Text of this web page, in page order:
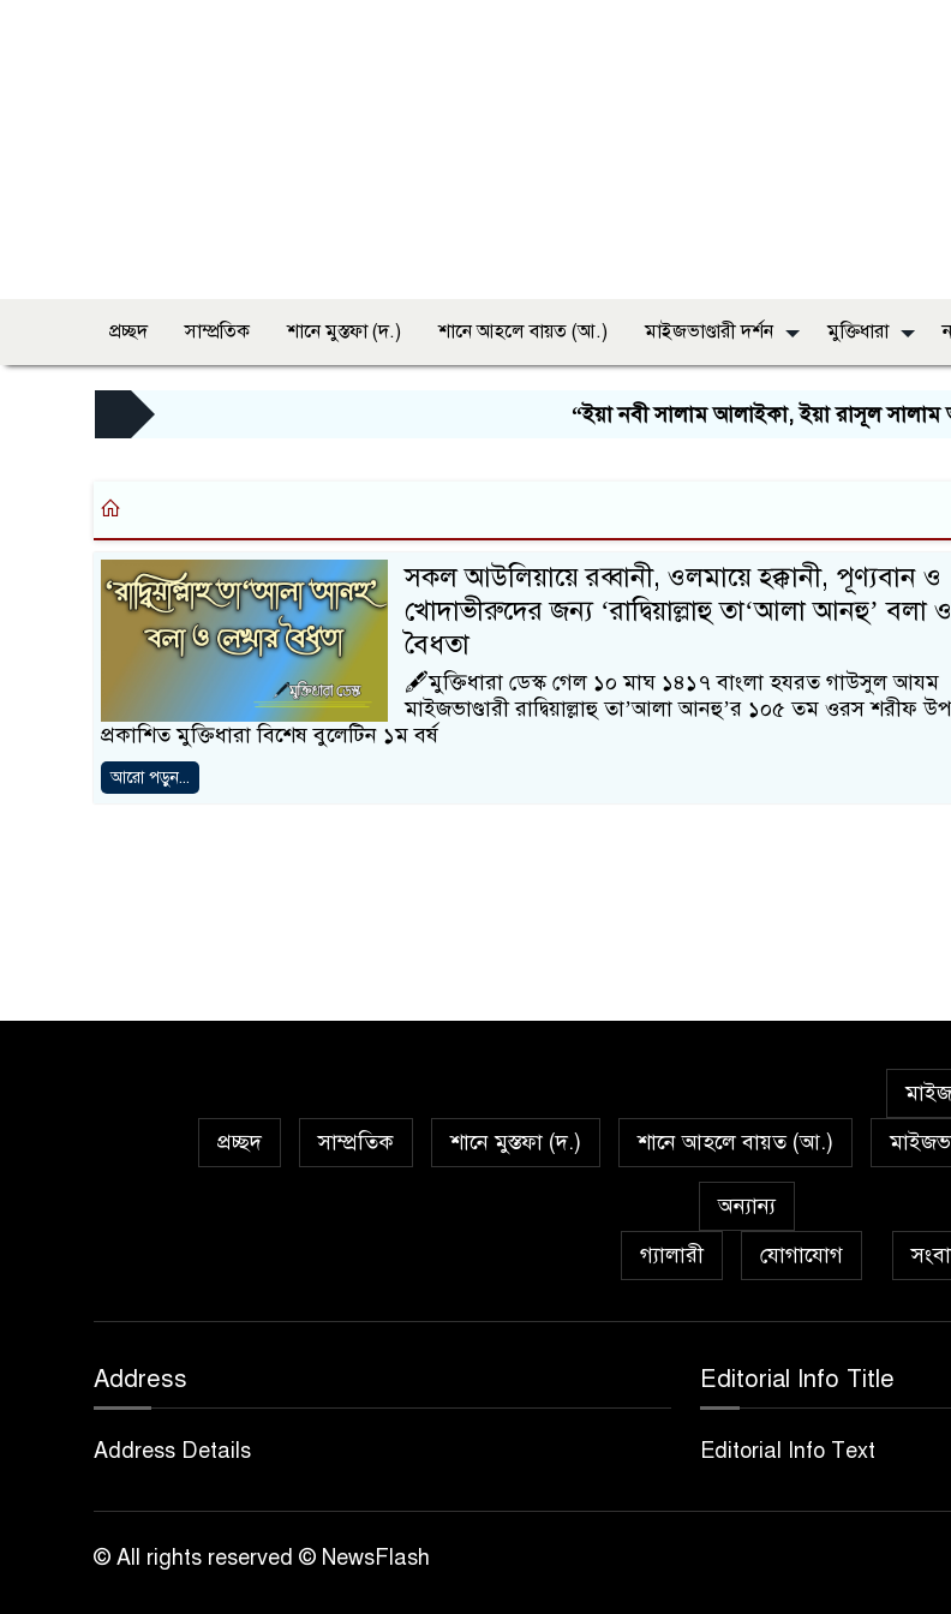
প্রচ্ছদ সাম্প্রতিক শানে মুস্তফা (দ.) শানে আহলে বায়ত (আ.) মাইজভাণ্ডারী দর্শন মুক্তিধারা
“ইয়া নবী সালাম আলাইকা, ইয়া রাসূল সালাম
সকল আউলিয়ায়ে রব্বানী, ওলমায়ে হক্কানী, পূণ্যবান ও
খোদাভীরুদের জন্য ‘রাদ্বিয়াল্লাহু তা‘আলা আনহু’ বলা
বৈধতা
🖋️মুক্তিধারা ডেস্ক গেল ১০ মাঘ ১৪১৭ বাংলা হযরত গাউসুল আযম
মাইজভাণ্ডারী রাদ্বিয়াল্লাহু তা’আলা আনহু’র ১০৫ তম ওরস শরীফ
প্রকাশিত মুক্তিধারা বিশেষ বুলেটিন ১ম বর্ষ
আরো পড়ুন...
প্রচ্ছদ সাম্প্রতিক শানে মুস্তফা (দ.) শানে আহলে বায়ত (আ.)
অন্যান্য
গ্যালারী
যোগাযোগ
Address
Address Details
Editorial Info Title
Editorial Info Text
© All rights reserved © NewsFlash